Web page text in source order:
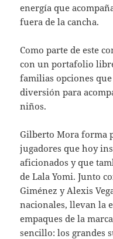
energía que
fuera de la cancha.
Como parte de este
con un portafolio
familias opciones
diversión para
niños.
Gilberto Mora forma
jugadores que hoy
aficionados y que
de Lala Yomi. Junto
Giménez y Alexis
nacionales, llevan la
empaques de la
sencillo: los grandes